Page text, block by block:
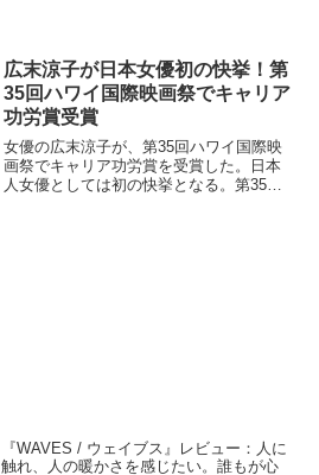
広末涼子が日本女優初の快挙！第
35回ハワイ国際映画祭でキャリア
功労賞受賞
女優の広末涼子が、第35回ハワイ国際映
画祭でキャリア功労賞を受賞した。日本
人女優としては初の快挙となる。第35回
『WAVES / ウェイブス』レビュー：人に
触れ、人の暖かさを感じたい。誰もが心